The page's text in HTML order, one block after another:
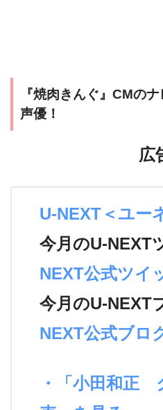
『焼肉きんぐ』CMの
声優！
広
U-NEXT＜ユー
今月のU-NEXT
NEXT公式ツイ
今月のU-NEXT
NEXT公式ブロ
・「小田和正